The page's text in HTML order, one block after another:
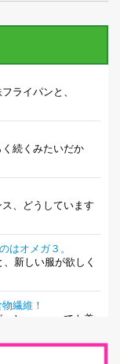
ライパンと、
続くみたいだか
、どうしています
はオメガ３。
新しい服が欲しく
繊維！
と〜〜〜っても美